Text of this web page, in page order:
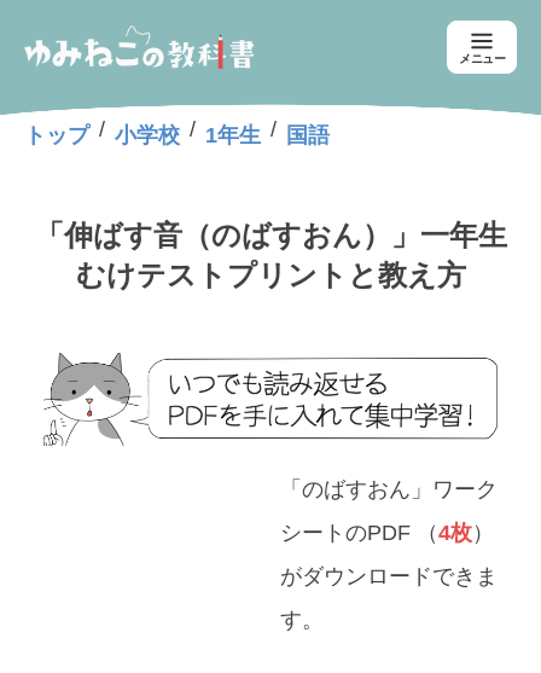
メニュー
トップ / 小学校 / 1年生 / 国語
「伸ばす音（のばすおん）」一年生
むけテストプリントと教え方
「のばすおん」ワーク
シートのPDF （4枚）
がダウンロードできま
す。